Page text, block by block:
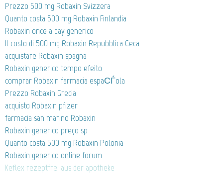
Prezzo 500 mg Robaxin Svizzera
Quanto costa 500 mg Robaxin Finlandia
Robaxin once a day generico
Il costo di 500 mg Robaxin Repubblica Ceca
acquistare Robaxin spagna
Robaxin generico tempo efeito
comprar Robaxin farmacia espaСЃola
Prezzo Robaxin Grecia
acquisto Robaxin pfizer
farmacia san marino Robaxin
Robaxin generico preço sp
Quanto costa 500 mg Robaxin Polonia
Robaxin generico online forum
Keflex rezeptfrei aus der apotheke